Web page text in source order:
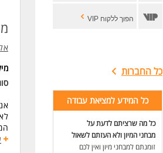
הפוך ללקוח VIP
כל החברות
כל המידע למציאת עבודה
כל מה שרציתם לדעת על
מבחני המיון ולא העזתם לשאול
זומנתם למבחני מיון ואין לכם